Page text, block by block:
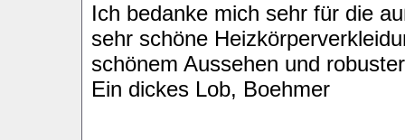
Ich bedanke mich sehr für die
sehr schöne
schönem Aussehen und
Ein dickes Lob, Boehmer